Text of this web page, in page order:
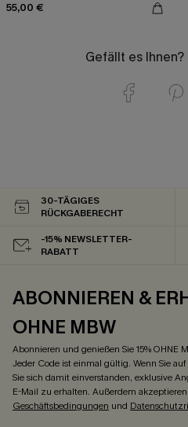
55,00 €
Gefällt es Ihnen?
30-TÄGIGES
RÜCKGABERECHT
-15% NEWSLETTER-
RABATT
ABONNIEREN &
OHNE MBW
Abonnieren und genießen Sie 15% OHNE
Jeder Code ist einmal gültig. Wenn Sie
Sie sich damit einverstanden, exklusive
E-Mail zu erhalten. Außerdem akzeptieren
Geschäftsbedingungen und